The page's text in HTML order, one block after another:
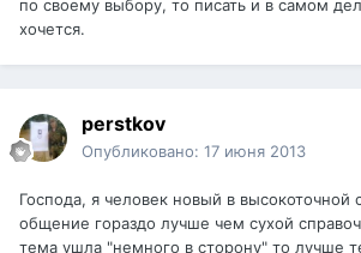
по своему выбору, то писать и в самом
хочется.
perstkov
Опубликовано: 17 июня 2013
Господа, я человек новый в высокоточной
общение гораздо лучше чем сухой
тема ушла "немного в сторону" то лучше